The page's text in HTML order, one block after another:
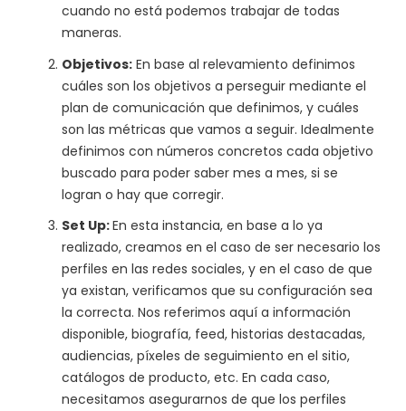
cuando no está podemos trabajar de todas
maneras.
Objetivos: En base al relevamiento definimos
cuáles son los objetivos a perseguir mediante el
plan de comunicación que definimos, y cuáles
son las métricas que vamos a seguir. Idealmente
definimos con números concretos cada objetivo
buscado para poder saber mes a mes, si se
logran o hay que corregir.
Set Up:En esta instancia, en base a lo ya
realizado, creamos en el caso de ser necesario los
perfiles en las redes sociales, y en el caso de que
ya existan, verificamos que su configuración sea
la correcta. Nos referimos aquí a información
disponible, biografía, feed, historias destacadas,
audiencias, píxeles de seguimiento en el sitio,
catálogos de producto, etc. En cada caso,
necesitamos asegurarnos de que los perfiles